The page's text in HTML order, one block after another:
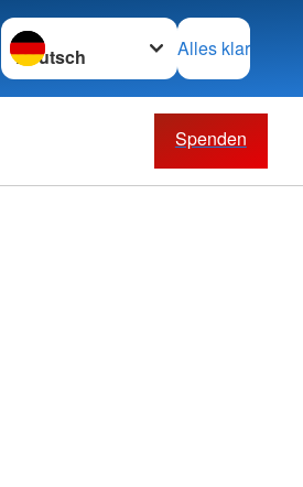
Sprache wechseln zu
Alles klar
Spenden